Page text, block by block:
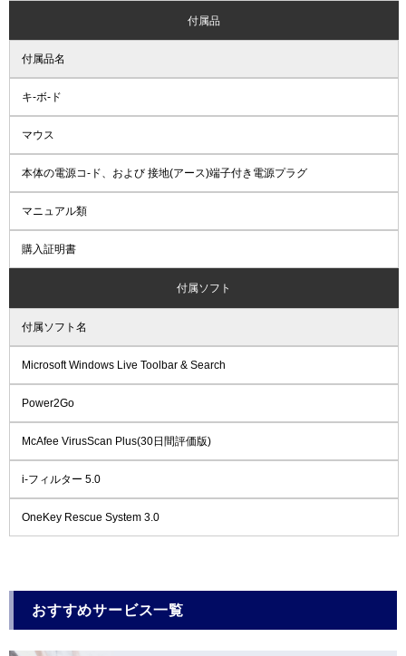
付属品
付属品名
キ-ボ-ド
マウス
本体の電源コ-ド、および 接地(アース)端子付き電源プラグ
マニュアル類
購入証明書
付属ソフト
付属ソフト名
Microsoft Windows Live Toolbar & Search
Power2Go
McAfee VirusScan Plus(30日間評価版)
i-フィルター 5.0
OneKey Rescue System 3.0
おすすめサービス一覧